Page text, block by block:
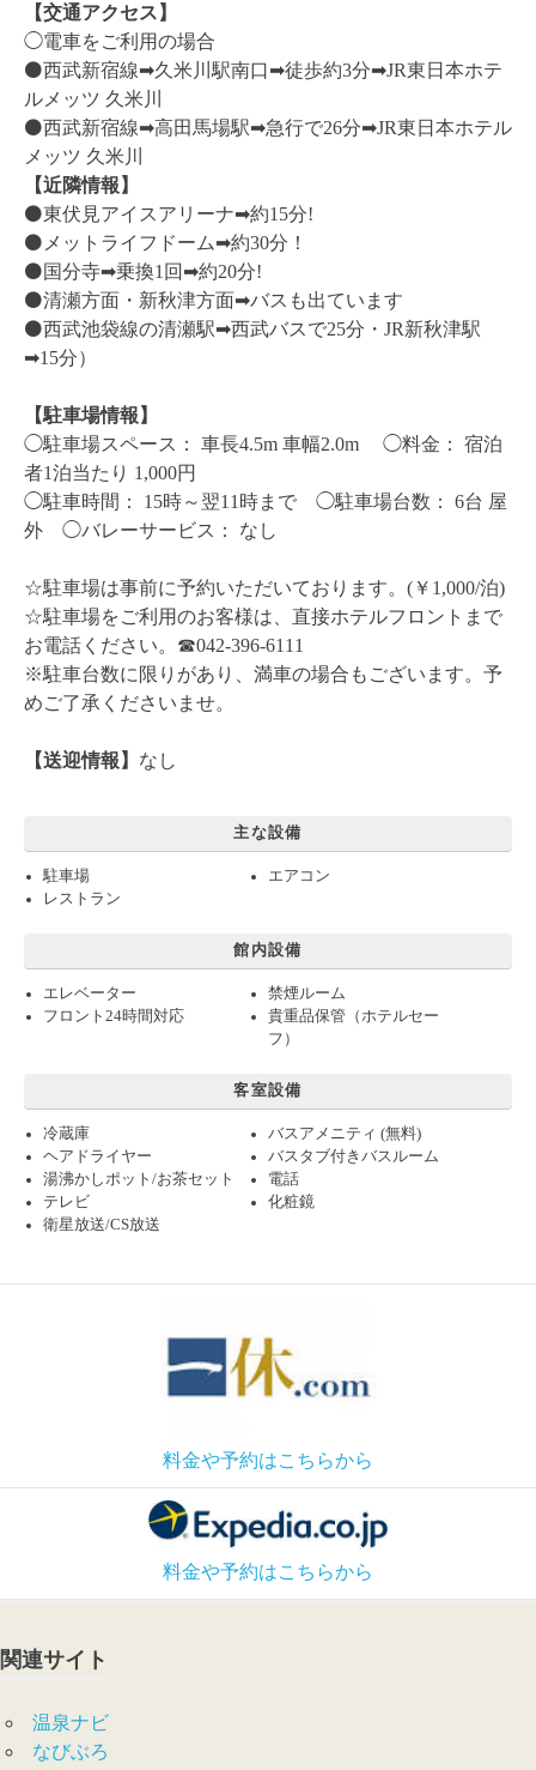
【交通アクセス】
◯電車をご利用の場合
⚫️西武新宿線➡︎久米川駅南口➡︎徒歩約3分➡︎JR東日本ホテ
ルメッツ 久米川
⚫️西武新宿線➡︎高田馬場駅➡︎急行で26分➡︎JR東日本ホテル
メッツ 久米川
【近隣情報】
⚫️東伏見アイスアリーナ➡︎約15分!
⚫️メットライフドーム➡︎約30分！
⚫️国分寺➡︎乗換1回➡︎約20分!
⚫️清瀬方面・新秋津方面➡︎バスも出ています
⚫️西武池袋線の清瀬駅➡︎西武バスで25分・JR新秋津駅
➡︎15分）
【駐車場情報】
◯駐車場スペース： 車長4.5m 車幅2.0m ◯料金： 宿泊
者1泊当たり 1,000円
◯駐車時間： 15時～翌11時まで ◯駐車場台数： 6台 屋
外 ◯バレーサービス： なし
☆駐車場は事前に予約いただいております。(￥1,000/泊)
☆駐車場をご利用のお客様は、直接ホテルフロントまで
お電話ください。☎︎042-396-6111
※駐車台数に限りがあり、満車の場合もございます。予
めご了承くださいませ。
【送迎情報】 なし
主な設備
駐車場
エアコン
レストラン
館内設備
エレベーター
禁煙ルーム
フロント24時間対応
貴重品保管（ホテルセー
フ）
客室設備
冷蔵庫
バスアメニティ (無料)
ヘアドライヤー
バスタブ付きバスルーム
湯沸かしポット/お茶セット
電話
テレビ
化粧鏡
衛星放送/CS放送
料金や予約はこちらから
料金や予約はこちらから
関連サイト
温泉ナビ
なびぶろ